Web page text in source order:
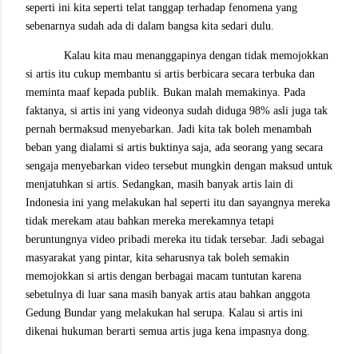
seperti ini kita seperti telat tanggap terhadap fenomena yang
sebenarnya sudah ada di dalam bangsa kita sedari dulu.
Kalau kita mau menanggapinya dengan tidak memojokkan
si artis itu cukup membantu si artis berbicara secara terbuka dan
meminta maaf kepada publik. Bukan malah memakinya. Pada
faktanya, si artis ini yang videonya sudah diduga 98% asli juga tak
pernah bermaksud menyebarkan. Jadi kita tak boleh menambah
beban yang dialami si artis buktinya saja, ada seorang yang secara
sengaja menyebarkan video tersebut mungkin dengan maksud untuk
menjatuhkan si artis. Sedangkan, masih banyak artis lain di
Indonesia ini yang melakukan hal seperti itu dan sayangnya mereka
tidak merekam atau bahkan mereka merekamnya tetapi
beruntungnya video pribadi mereka itu tidak tersebar. Jadi sebagai
masyarakat yang pintar, kita seharusnya tak boleh semakin
memojokkan si artis dengan berbagai macam tuntutan karena
sebetulnya di luar sana masih banyak artis atau bahkan anggota
Gedung Bundar yang melakukan hal serupa. Kalau si artis ini
dikenai hukuman berarti semua artis juga kena impasnya dong.